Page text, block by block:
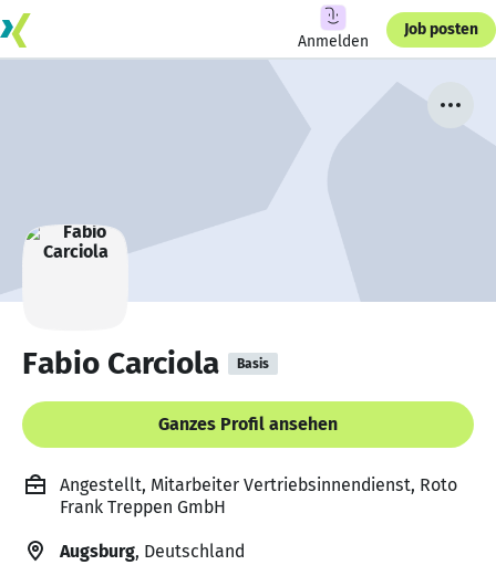
Anmelden
Job posten
Fabio Carciola Basis
Ganzes Profil ansehen
Angestellt, Mitarbeiter Vertriebsinnendienst, Roto
Frank Treppen GmbH
Augsburg, Deutschland